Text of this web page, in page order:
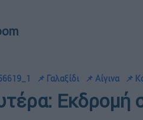
📌 Γαλαξίδι 📌 Αίγινα 📌
Εκδρομή